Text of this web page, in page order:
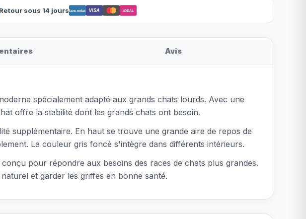
Retour sous 14 joursBancontact VISA iDEAL
Avis
spécialement adapté aux grands chats lourds. Avec une
offre la stabilité dont les grands chats ont besoin.
supplémentaire. En haut se trouve une grande aire de repos de
La couleur gris foncé s'intègre dans différents intérieurs.
pour répondre aux besoins des races de chats plus grandes.
et garder les griffes en bonne santé.